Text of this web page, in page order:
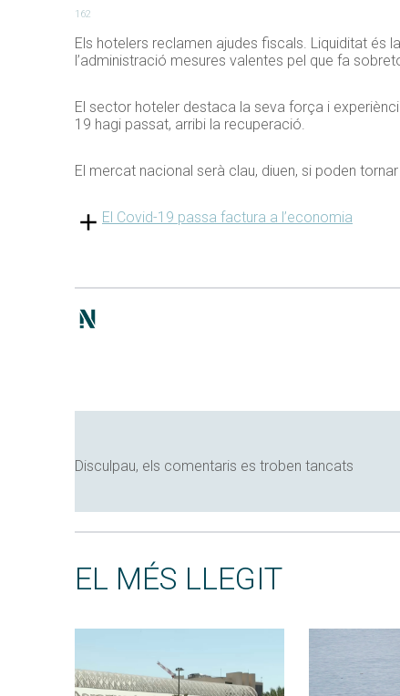
162
Els hotelers reclamen ajudes fiscals. Liquiditat és
l’administració mesures valentes pel que fa
El sector hoteler destaca la seva força i
19 hagi passat, arribi la recuperació.
El mercat nacional serà clau, diuen, si poden
El Covid-19 passa factura a l’economia
Disculpau, els comentaris es troben tancats
EL MÉS LLEGIT